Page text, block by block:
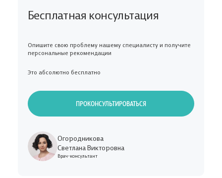
Бесплатная консультация
Опишите свою проблему нашему специалисту и получите
персональные рекомендации
Это абсолютно бесплатно
ПРОКОНСУЛЬТИРОВАТЬСЯ
Огородникова
Светлана Викторовна
Врач-консультант